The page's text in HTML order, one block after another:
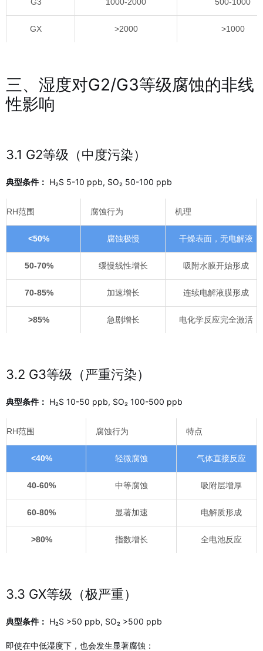
GX >2000 >1000
三、湿度对G2/G3等级腐蚀的非线
性影响
3.1 G2等级（中度污染）
典型条件： H₂S 5-10 ppb, SO₂ 50-100 ppb
RH范围 腐蚀行为 机理
<50% 腐蚀极慢 干燥表面，无电解液
50-70% 缓慢线性增长 吸附水膜开始形成
70-85% 加速增长 连续电解液膜形成
>85% 急剧增长 电化学反应完全激活
3.2 G3等级（严重污染）
典型条件： H₂S 10-50 ppb, SO₂ 100-500 ppb
RH范围 腐蚀行为 特点
<40% 轻微腐蚀 气体直接反应
40-60% 中等腐蚀 吸附层增厚
60-80% 显著加速 电解质形成
>80% 指数增长 全电池反应
3.3 GX等级（极严重）
典型条件： H₂S >50 ppb, SO₂ >500 ppb
即使在中低湿度下，也会发生显著腐蚀：